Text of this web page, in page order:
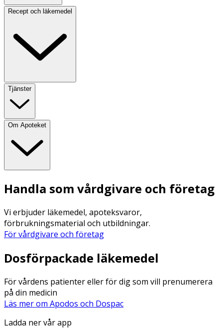
Recept och läkemedel
Tjänster
Om Apoteket
Handla som vårdgivare och företag
Vi erbjuder läkemedel, apoteksvaror,
förbrukningsmaterial och utbildningar.
För vårdgivare och företag
Dosförpackade läkemedel
För vårdens patienter eller för dig som vill prenumerera
på din medicin
Läs mer om Apodos och Dospac
Ladda ner vår app